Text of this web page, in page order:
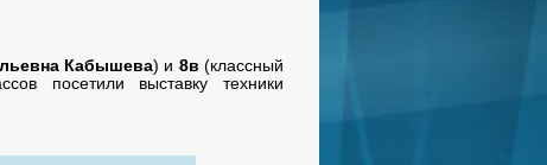
Кабышева) и 8в (классный
посетили выставку техники